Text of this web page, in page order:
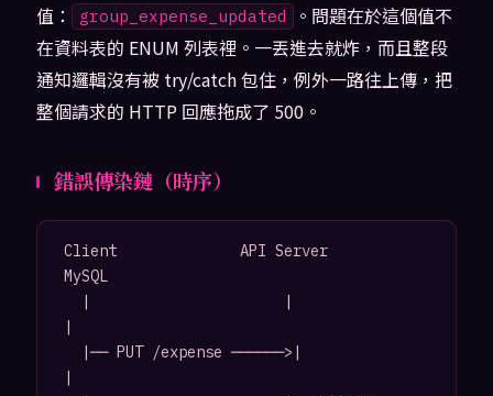
值：
group_expense_updated
。問題在於這個值不
在資料表的 ENUM 列表裡。一丟進去就炸，而且整段
通知邏輯沒有被 try/catch 包住，例外一路往上傳，把
整個請求的 HTTP 回應拖成了 500。
錯誤傳染鏈（時序）
Client              API Server
MySQL
|
|